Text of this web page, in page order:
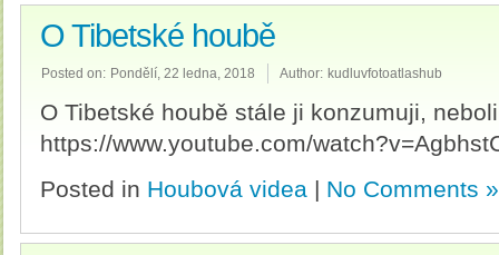
O Tibetské houbě
Posted on: Pondělí, 22 ledna, 2018 Author: kudluvfotoatlashub
O Tibetské houbě stále ji konzumuji,
https://www.youtube.com/
Posted in Houbová videa | No Comments »